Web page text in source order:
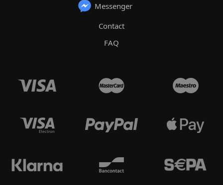
Messenger
Contact
FAQ